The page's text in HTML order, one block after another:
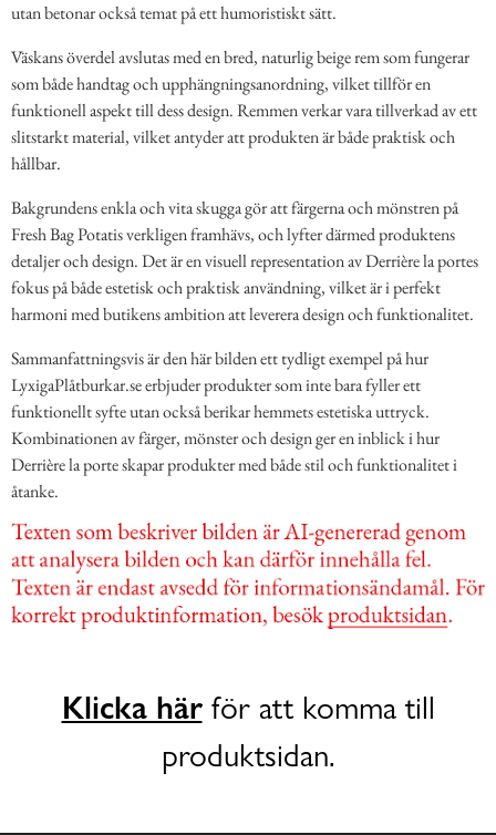
utan betonar också temat på ett humoristiskt sätt.
Väskans överdel avslutas med en bred, naturlig beige rem som fungerar
som både handtag och upphängningsanordning, vilket tillför en
funktionell aspekt till dess design. Remmen verkar vara tillverkad av ett
slitstarkt material, vilket antyder att produkten är både praktisk och
hållbar.
Bakgrundens enkla och vita skugga gör att färgerna och mönstren på
Fresh Bag Potatis verkligen framhävs, och lyfter därmed produktens
detaljer och design. Det är en visuell representation av Derrière la portes
fokus på både estetisk och praktisk användning, vilket är i perfekt
harmoni med butikens ambition att leverera design och funktionalitet.
Sammanfattningsvis är den här bilden ett tydligt exempel på hur
LyxigaPlåtburkar.se erbjuder produkter som inte bara fyller ett
funktionellt syfte utan också berikar hemmets estetiska uttryck.
Kombinationen av färger, mönster och design ger en inblick i hur
Derrière la porte skapar produkter med både stil och funktionalitet i
åtanke.
Klicka härför att komma till
produktsidan.